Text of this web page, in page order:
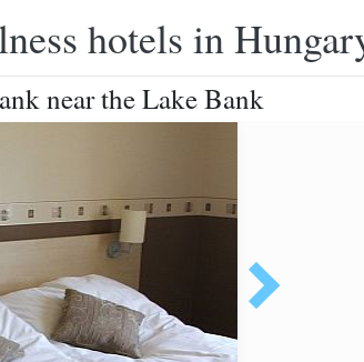
hotels in
near the Lake Bank